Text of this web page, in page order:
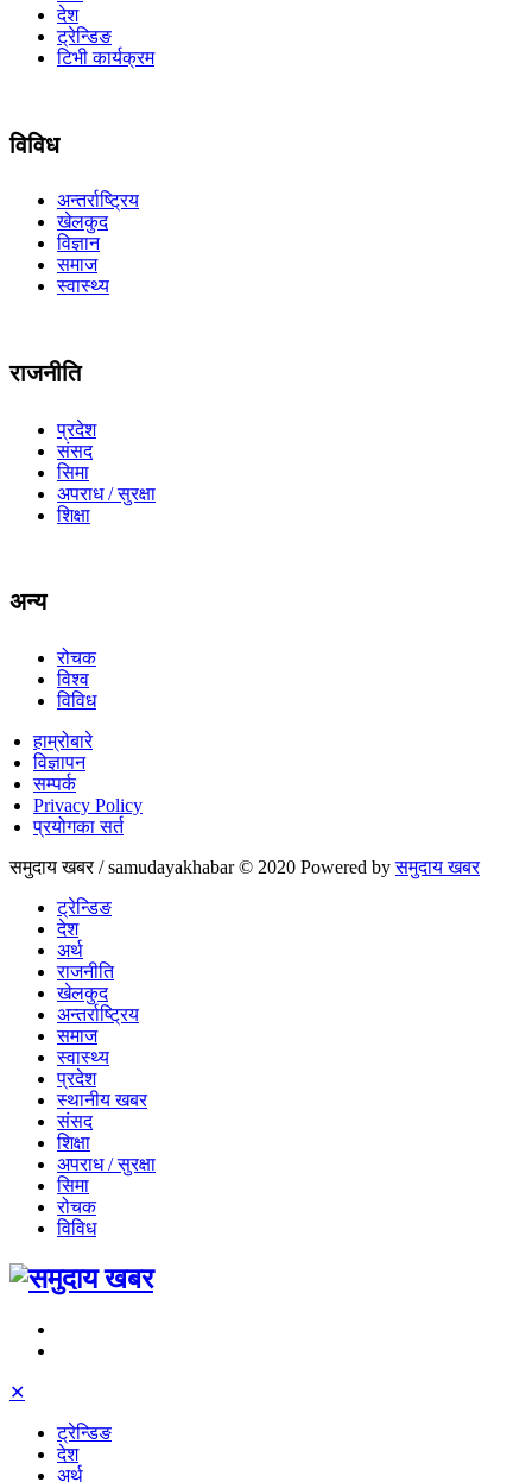
देश
ट्रेन्डिङ
टिभी कार्यक्रम
विविध
अन्तर्राष्ट्रिय
खेलकुद
विज्ञान
समाज
स्वास्थ्य
राजनीति
प्रदेश
संसद
सिमा
अपराध / सुरक्षा
शिक्षा
अन्य
रोचक
विश्व
विविध
हाम्रोबारे
विज्ञापन
सम्पर्क
Privacy Policy
प्रयोगका सर्त
समुदाय खबर / samudayakhabar © 2020 Powered byसमुदाय खबर
ट्रेन्डिङ
देश
अर्थ
राजनीति
खेलकुद
अन्तर्राष्ट्रिय
समाज
स्वास्थ्य
प्रदेश
स्थानीय खबर
संसद
शिक्षा
अपराध / सुरक्षा
सिमा
रोचक
विविध
✕
ट्रेन्डिङ
देश
अर्थ